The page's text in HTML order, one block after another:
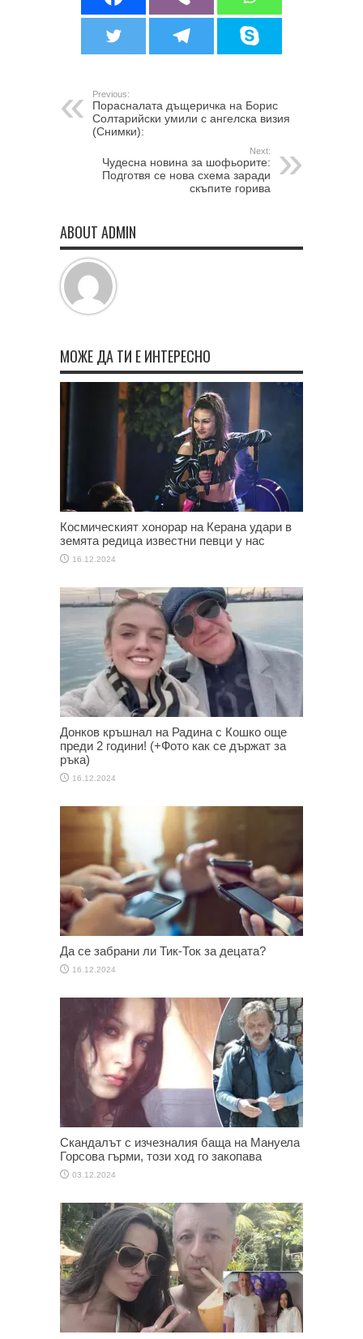
Previous:
Порасналата дъщеричка на Борис
Солтарийски умили с ангелска визия
(Снимки):
Next:
Чудесна новина за шофьорите:
Подготвя се нова схема заради
скъпите горива
ABOUT ADMIN
МОЖЕ ДА ТИ Е ИНТЕРЕСНО
Космическият хонорар на Керана удари в
земята редица известни певци у нас
16.12.2024
Донков кръшнал на Радина с Кошко още
преди 2 години! (+Фото как се държат за
ръка)
16.12.2024
Да се забрани ли Тик-Ток за децата?
16.12.2024
Скандалът с изчезналия баща на Мануела
Горсова гърми, този ход го закопава
03.12.2024